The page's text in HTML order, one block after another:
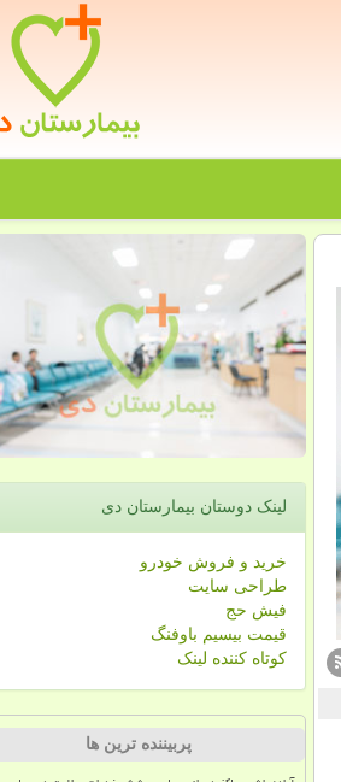
لینک دوستان بیمارستان دی
خرید و فروش خودرو
طراحی سایت
فیش حج
قیمت بیسیم باوفنگ
کوتاه کننده لینک
پربیننده ترین ها